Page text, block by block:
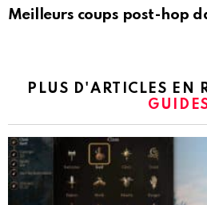
Meilleurs coups post-hop
PLUS D'ARTICLES EN